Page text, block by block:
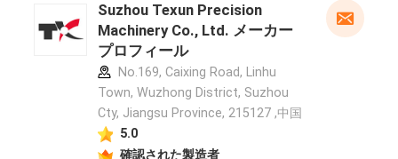
Suzhou Texun Precision
Machinery Co., Ltd. メーカー
プロフィール
No.169, Caixing Road, Linhu
Town, Wuzhong District, Suzhou
Cty, Jiangsu Province, 215127 ,中国
5.0
確認された製造者